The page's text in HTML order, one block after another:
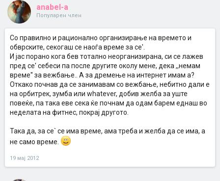
anabel-a
Популарен член
Со правилно и рационално организирање на времето и
обврските, секогаш се наоѓа време за се'.
И јас порано кога бев тотално неорганизирана, си се лажев
пред се' себеси па после другите околу мене, дека ,,немам
време'' за вежбање.. А за дремење на интернет имам а?
Откако почнав да се занимавам со вежбање, небитно дали е
на орбитрек, зумба или whatever, добив желба за уште
повеќе, па така еве сека ќе почнам да одам барем еднаш во
неделата на фитнес, покрај другото.
Така да, за се` се има време, ама треба и желба да се има, а
не само време.
19 мај 2012